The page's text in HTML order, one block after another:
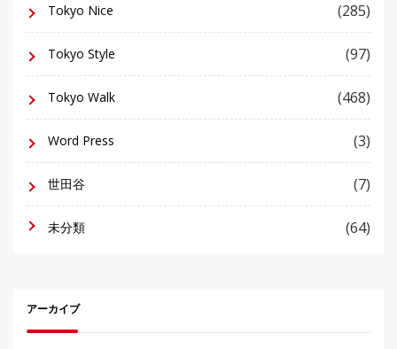
Tokyo Nice (285)
Tokyo Style (97)
Tokyo Walk (468)
Word Press (3)
世田谷 (7)
未分類 (64)
アーカイブ